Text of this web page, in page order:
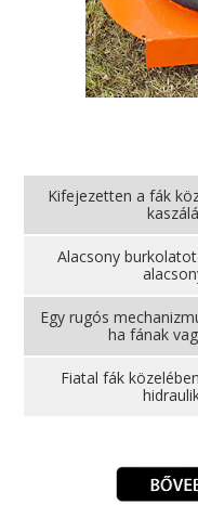
Kifejezetten a fák
Alacsony
Egy rugós
ha fának
Fiatal fák